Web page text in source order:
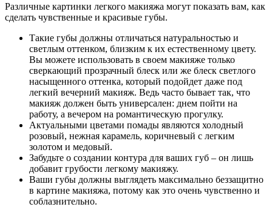
Различные картинки легкого макияжа могут показать вам, как
сделать чувственные и красивые губы.
Такие губы должны отличаться натуральностью и
светлым оттенком, близким к их естественному цвету.
Вы можете использовать в своем макияже только
сверкающий прозрачный блеск или же блеск светлого
насыщенного оттенка, который подойдет даже под
легкий вечерний макияж. Ведь часто бывает так, что
макияж должен быть универсален: днем пойти на
работу, а вечером на романтическую прогулку.
Актуальными цветами помады являются холодный
розовый, нежная карамель, коричневый с легким
золотом и медовый.
Забудьте о создании контура для ваших губ – он лишь
добавит грубости легкому макияжу.
Ваши губы должны выглядеть максимально беззащитно
в картине макияжа, потому как это очень чувственно и
соблазнительно.